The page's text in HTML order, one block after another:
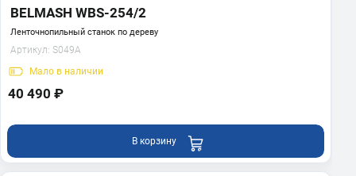
BELMASH WBS-254/2
Ленточнопильный станок по дереву
Артикул: S049A
Мало в наличии
40 490 ₽
В корзину